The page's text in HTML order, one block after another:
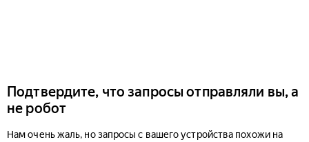
Подтвердите, что запросы отправляли вы, а
не робот
Нам очень жаль, но запросы с вашего устройства похожи на